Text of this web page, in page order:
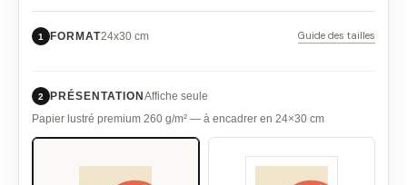
1 FORMAT24x30 cm Guide des tailles
2 PRÉSENTATION Affiche seule
Papier lustré premium 260 g/m² — à encadrer en 24×30 cm